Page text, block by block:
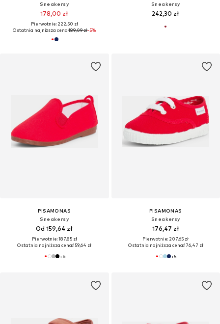
Sneakersy
178,00 zł
Pierwotnie: 222,50 zł
Ostatnia najniższa cena:189,09 zł-5%
Sneakersy
242,30 zł
PISAMONAS
Sneakersy
Od 159,64 zł
Pierwotnie: 187,85 zł
Ostatnia najniższa cena:159,64 zł
+6
PISAMONAS
Sneakersy
176,47 zł
Pierwotnie: 207,65 zł
Ostatnia najniższa cena:176,47 zł
+5